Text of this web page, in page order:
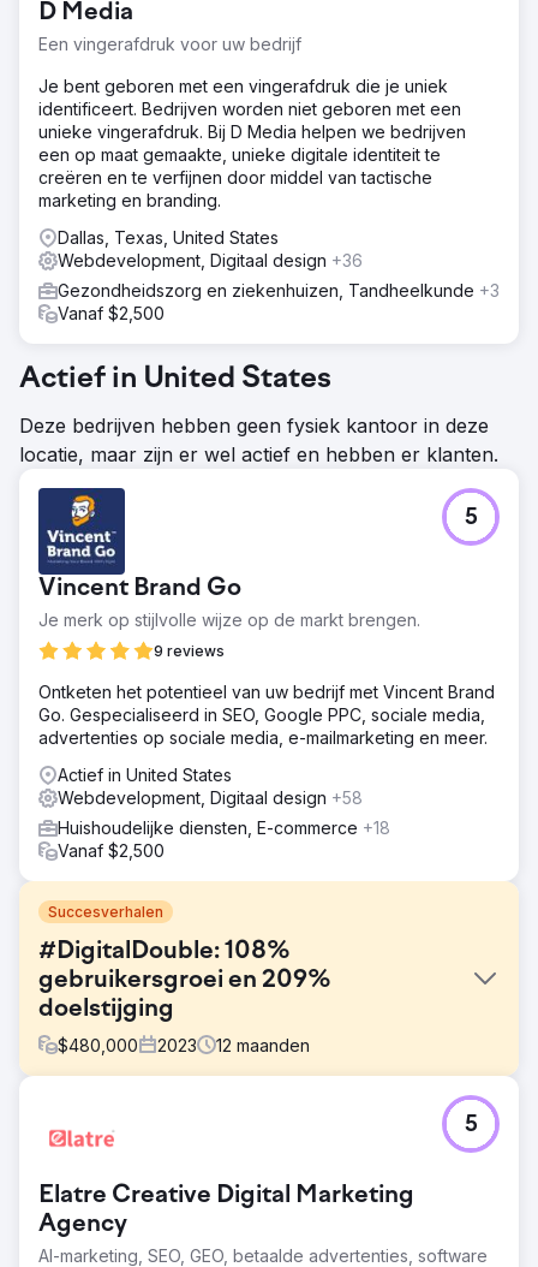
D Media
Een vingerafdruk voor uw bedrijf
Je bent geboren met een vingerafdruk die je uniek
identificeert. Bedrijven worden niet geboren met een
unieke vingerafdruk. Bij D Media helpen we bedrijven
een op maat gemaakte, unieke digitale identiteit te
creëren en te verfijnen door middel van tactische
marketing en branding.
Dallas, Texas, United States
Webdevelopment, Digitaal design +36
Gezondheidszorg en ziekenhuizen, Tandheelkunde +3
Vanaf $2,500
Actief in United States
Deze bedrijven hebben geen fysiek kantoor in deze
locatie, maar zijn er wel actief en hebben er klanten.
Vincent Brand Go
Je merk op stijlvolle wijze op de markt brengen.
9 reviews
5
Ontketen het potentieel van uw bedrijf met Vincent Brand
Go. Gespecialiseerd in SEO, Google PPC, sociale media,
advertenties op sociale media, e-mailmarketing en meer.
Actief in United States
Webdevelopment, Digitaal design +58
Huishoudelijke diensten, E-commerce +18
Vanaf $2,500
Succesverhalen
#DigitalDouble: 108%
gebruikersgroei en 209%
doelstijging
$480,000 2023 12 maanden
Een B2C-bedrijf moest zijn gebruikersbestand
verdubbelen en conversies stimuleren in een
65.000 was het doel om zijn digitale aanwezigheid te
verbeteren om klanten effectiever aan te trekken en te
behouden.
Elatre Creative Digital Marketing
Agency
AI-marketing, SEO, GEO, betaalde advertenties, software
5